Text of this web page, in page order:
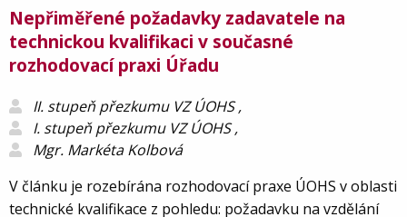
Nepřiměřené požadavky zadavatele na
technickou kvalifikaci v současné
rozhodovací praxi Úřadu
II. stupeň přezkumu VZ ÚOHS ,
I. stupeň přezkumu VZ ÚOHS ,
Mgr. Markéta Kolbová
V článku je rozebírána rozhodovací praxe ÚOHS v oblasti
technické kvalifikace z pohledu: požadavku na vzdělání